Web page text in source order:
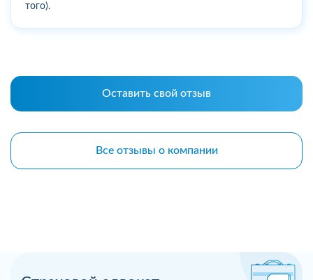
того).
Оставить свой отзыв
Все отзывы о компании